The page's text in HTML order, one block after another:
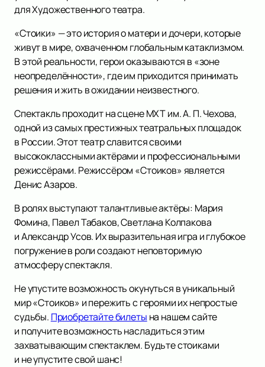
для Художественного театра.
«Стоики» — это история о матери и дочери, которые
живут в мире, охваченном глобальным катаклизмом.
В этой реальности, герои оказываются в «зоне
неопределённости», где им приходится принимать
решения и жить в ожидании неизвестного.
Спектакль проходит на сцене МХТ им. А. П. Чехова,
одной из самых престижных театральных площадок
в России. Этот театр славится своими
высококлассными актёрами и профессиональными
режиссёрами. Режиссёром «Стоиков» является
Денис Азаров.
В ролях выступают талантливые актёры: Мария
Фомина, Павел Табаков, Светлана Колпакова
и Александр Усов. Их выразительная игра и глубокое
погружение в роли создают неповторимую
атмосферу спектакля.
Не упустите возможность окунуться в уникальный
мир «Стоиков» и пережить с героями их непростые
судьбы. Приобретайте билеты на нашем сайте
и получите возможность насладиться этим
захватывающим спектаклем. Будьте стоиками
и не упустите свой шанс!